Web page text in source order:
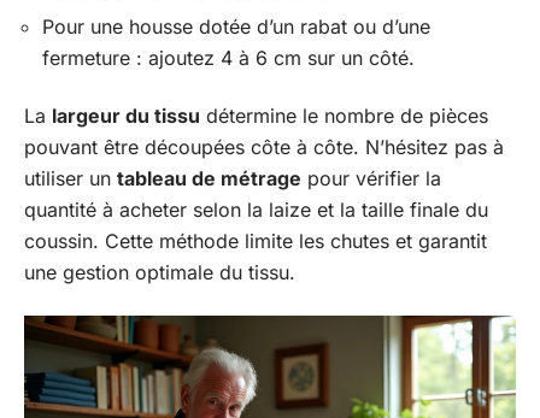
Pour une housse dotée d’un rabat ou d’une
fermeture : ajoutez 4 à 6 cm sur un côté.
La largeur du tissu détermine le nombre de pièces
pouvant être découpées côte à côte. N’hésitez pas à
utiliser un tableau de métrage pour vérifier la
quantité à acheter selon la laize et la taille finale du
coussin. Cette méthode limite les chutes et garantit
une gestion optimale du tissu.